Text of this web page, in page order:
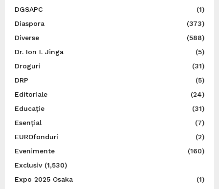
DGSAPC
(1)
Diaspora
(373)
Diverse
(588)
Dr. Ion I. Jinga
(5)
Droguri
(31)
DRP
(5)
Editoriale
(24)
Educație
(31)
Esențial
(7)
EUROfonduri
(2)
Evenimente
(160)
Exclusiv(1,530)
Expo 2025 Osaka
(1)